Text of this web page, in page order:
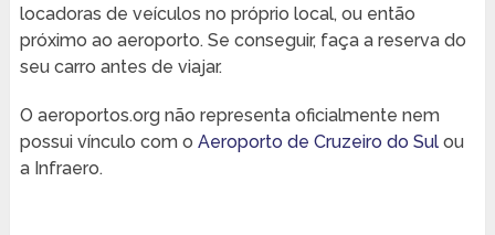
locadoras de veículos no próprio local, ou então
próximo ao aeroporto. Se conseguir, faça a reserva do
seu carro antes de viajar.
O aeroportos.org não representa oficialmente nem
possui vínculo com o Aeroporto de Cruzeiro do Sulou
a Infraero.